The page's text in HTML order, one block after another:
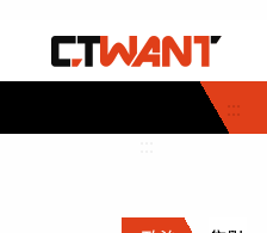
:::
社會首頁
時事
調查